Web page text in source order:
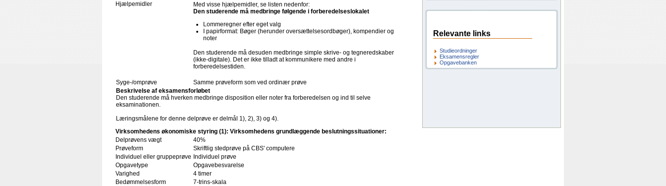
Hjælpemidler
Med visse hjælpemidler, se listen nedenfor:
Den studerende må medbringe følgende i forberedelseslokalet
Lommeregner efter eget valg
I papirformat: Bøger (herunder oversættelsesordbøger), kompendier og
noter
Den studerende må desuden medbringe simple skrive- og tegneredskaber
(ikke-digitale). Det er ikke tilladt at kommunikere med andre i
forberedelsestiden.
Syge-/omprøve
Samme prøveform som ved ordinær prøve
Beskrivelse af eksamensforløbet
Den studerende må hverken medbringe disposition eller noter fra forberedelsen og ind til selve
eksaminationen.
Læringsmålene for denne delprøve er delmål 1), 2), 3) og 4).
Virksomhedens økonomiske styring (1): Virksomhedens grundlæggende beslutningssituationer:
Delprøvens vægt
40%
Prøveform
Skriftlig stedprøve på CBS' computere
Individuel eller gruppeprøve Individuel prøve
Opgavetype
Opgavebesvarelse
Varighed
4 timer
Bedømmelsesform
7-trins-skala
Relevante links
Studieordninger
Eksamensregler
Opgavebanken